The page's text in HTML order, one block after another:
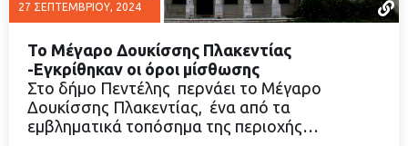
27 ΣΕΠΤΕΜΒΡΊΟΥ, 2024
ΔΙΑΒΑΣΤΕ ΠΕΡΙΣΣΟΤΕΡΑ
Το Μέγαρο Δουκίσσης Πλακεντίας
-Εγκρίθηκαν οι όροι μίσθωσης
Στο δήμο Πεντέλης περνάει το Μέγαρο
Δουκίσσης Πλακεντίας, ένα από τα
εμβληματικά τοπόσημα της περιοχής…